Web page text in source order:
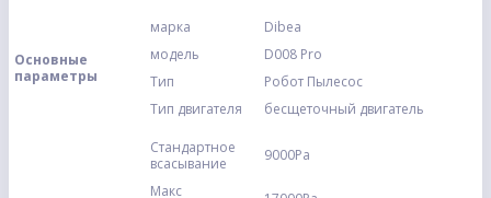
Основные
параметры
марка
Dibea
модель
D008 Pro
Тип
Робот Пылесос
Тип двигателя
бесщеточный двигатель
Стандартное
всасывание
9000Pa
Макс